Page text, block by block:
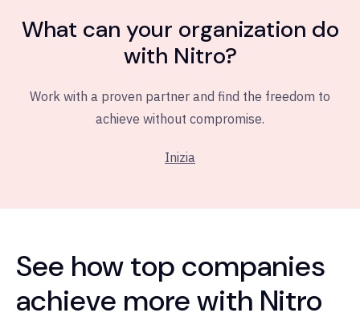
What can your organization do
with Nitro?
Work with a proven partner and find the freedom to
achieve without compromise.
Inizia
See how top companies
achieve more with Nitro